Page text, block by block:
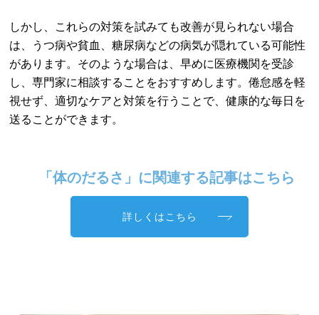
しかし、これらの対策を試みても改善が見られない場合
は、うつ病や貧血、糖尿病などの病気が隠れている可能性
があります。そのような場合は、早めに医療機関を受診
し、専門家に相談することをおすすめします。倦怠感を軽
視せず、適切なケアと対策を行うことで、健康的な毎日を
送ることができます。
「体のだるさ」に関連する記事はこちら
詳しくはこちら